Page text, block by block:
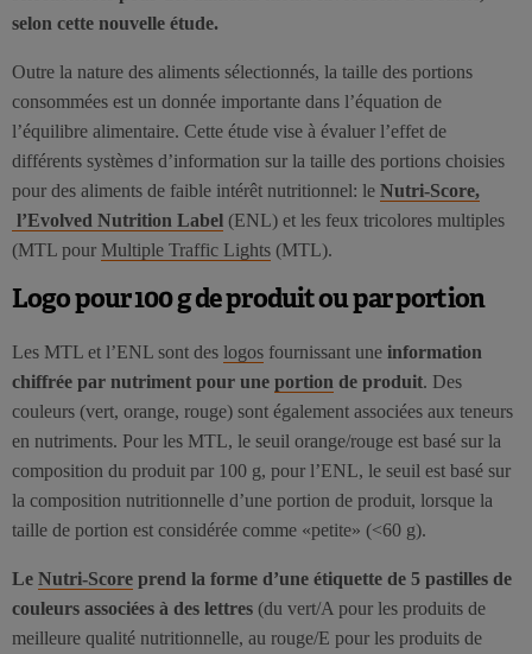
selon cette nouvelle étude.
Outre la nature des aliments sélectionnés, la taille des portions
consommées est un donnée importante dans l’équation de
l’équilibre alimentaire. Cette étude vise à évaluer l’effet de
différents systèmes d’information sur la taille des portions choisies
pour des aliments de faible intérêt nutritionnel: le Nutri-Score,
l’Evolved Nutrition Label (ENL) et les feux tricolores multiples
(MTL pour Multiple Traffic Lights (MTL).
Logo pour 100 g de produit ou par portion
Les MTL et l’ENL sont des logos fournissant une information
chiffrée par nutriment pour une portion de produit. Des
couleurs (vert, orange, rouge) sont également associées aux teneurs
en nutriments. Pour les MTL, le seuil orange/rouge est basé sur la
composition du produit par 100 g, pour l’ENL, le seuil est basé sur
la composition nutritionnelle d’une portion de produit, lorsque la
taille de portion est considérée comme «petite» (<60 g).
Le Nutri-Score prend la forme d’une étiquette de 5 pastilles de
couleurs associées à des lettres (du vert/A pour les produits de
meilleure qualité nutritionnelle, au rouge/E pour les produits de